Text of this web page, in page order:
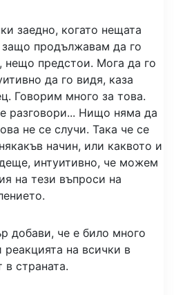
заедно, когато нещата
защо продължавам да го
нещо предстои. Мога да го
да го видя, каза
Говорим много за това.
разговори... Нищо няма да
не се случи. Така че се
начин, или каквото и
интуитивно, че можем
на тези въпроси на
добави, че е било много
на всички в
страната.